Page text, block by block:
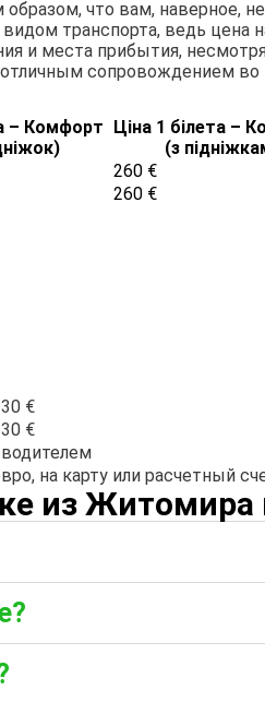
что вам, наверное, не
транспорта, ведь цена
и места прибытия,
сопровождением
– Комфорт Ціна 1 білета –
(з
260 €
260 €
€
€
на карту или расчетный
из